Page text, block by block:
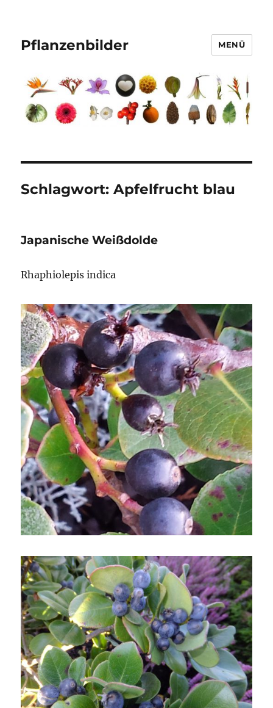
Pflanzenbilder MENÜ
Schlagwort:Apfelfrucht blau
Japanische Weißdolde
Rhaphiolepis indica